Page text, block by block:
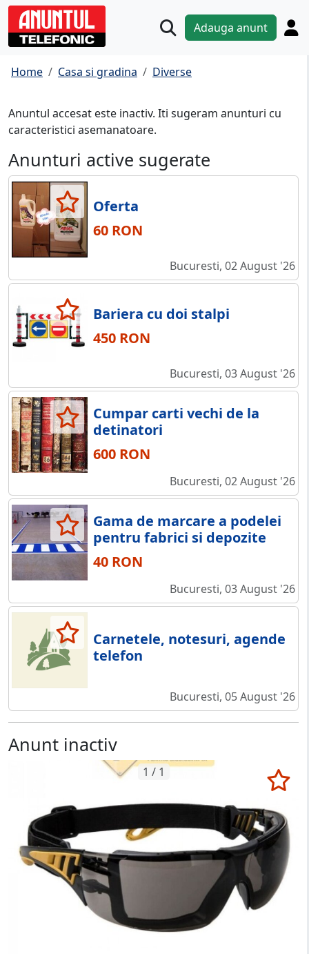
Adauga anunt
Home Casa si gradina Diverse
Anuntul accesat este inactiv. Iti sugeram anunturi cu
caracteristici asemanatoare.
Anunturi active sugerate
Oferta
60 RON
Bucuresti, 02 August '26
Bariera cu doi stalpi
450 RON
Bucuresti, 03 August '26
Cumpar carti vechi de la
detinatori
600 RON
Bucuresti, 02 August '26
Gama de marcare a podelei
pentru fabrici si depozite
40 RON
Bucuresti, 03 August '26
Carnetele, notesuri, agende
telefon
Bucuresti, 05 August '26
Anunt inactiv
1 / 1